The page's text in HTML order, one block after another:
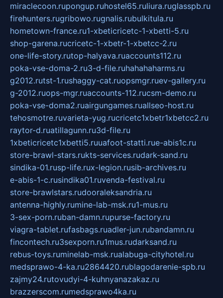
miraclecoon.rupongup.ruhostel65.ruliura.ruglasspb.ru
firehunters.rugribowo.rugnalis.rubulkitula.ru
hometown-france.ru1-xbeticricetc-1-xbetti-5.ru
shop-garena.rucricetc-1-xbetr-1-xbetcc-2.ru
one-life-story.rutop-halyava.ruaccounts112.ru
poka-vse-doma-2.ru3-d-file.ruhahahaharms.ru
g2012.rutst-1.rushaggy-cat.ruopsmgr.ruev-gallery.ru
g-2012.ruops-mgr.ruaccounts-112.rucsm-demo.ru
poka-vse-doma2.ruairgungames.ruallseo-host.ru
tehosmotre.ruvarieta-yug.rucricetc1xbetr1xbetcc2.ru
raytor-d.ruatillagunn.ru3d-file.ru
1xbeticricetc1xbetti5.ruuafoot-statti.rue-abis1c.ru
store-brawl-stars.rukts-services.rudark-sand.ru
sindika-01.rusp-life.rux-legion.rusib-archives.ru
e-abis-1-c.rusindika01.ruvenda-festival.ru
store-brawlstars.rudooraleksandria.ru
antenna-highly.rumine-lab-msk.ru1-mus.ru
3-sex-porn.ruban-damn.rupurse-factory.ru
viagra-tablet.rufasbags.ruadler-jun.rubandamn.ru
fincontech.ru3sexporn.ru1mus.rudarksand.ru
rebus-toys.ruminelab-msk.rualabuga-cityhotel.ru
medsprawo-4-ka.ru2864420.rublagodarenie-spb.ru
zajmy24.rutovudyi-4-kuhnyanazakaz.ru
brazzerscom.rumedsprawo4ka.ru